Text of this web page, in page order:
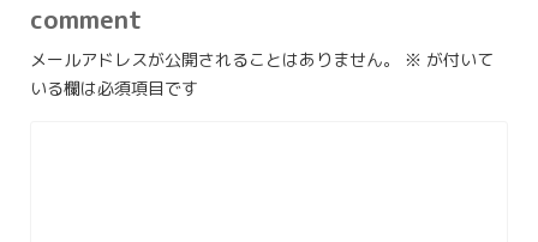
comment
メールアドレスが公開されることはありません。 ※ が付いて
いる欄は必須項目です